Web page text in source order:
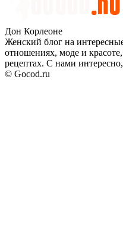
Дон Корлеоне
Женский блог на
отношениях, моде и
рецептах. С нами
© Gocod.ru